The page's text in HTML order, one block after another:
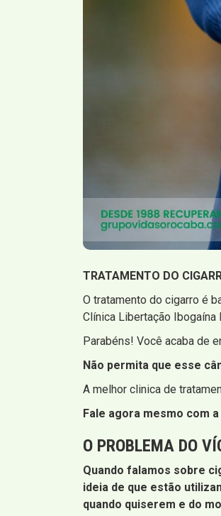
TRATAMENTO DO
O tratamento do cigarro é
Clínica Libertação
Parabéns! Você acaba de
Não permita que esse
A melhor clinica de
Fale agora mesmo com
O PROBLEMA DO
Quando falamos sobre
ideia de que estão
quando quiserem e do